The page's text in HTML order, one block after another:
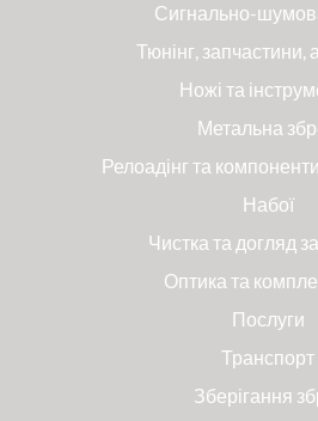
Сигнально-
Тюнінг, запчастини,
Ножі та
Метальна
Релоадінг та
Набої
Чистка та догляд
Оптика та
Послуги
Транспорт
Зберігання